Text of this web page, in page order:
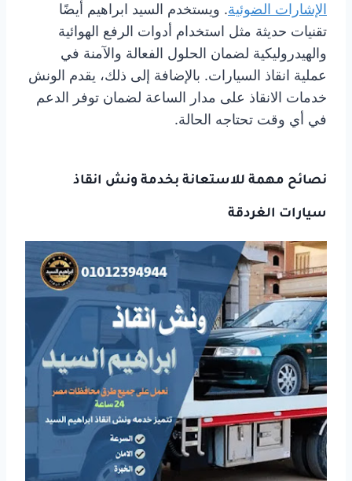
الإشارات الضوئية. ويستخدم السيد ابراهيم أيضًا
تقنيات حديثة مثل استخدام أدوات الرفع الهوائية
والهيدروليكية لضمان الحلول الفعالة والآمنة في
عملية انقاذ السيارات. بالإضافة إلى ذلك، يقدم الونش
خدمات الانقاذ على مدار الساعة لضمان توفر الدعم
في أي وقت تحتاجه الحالة.
نصائح مهمة للاستعانة بخدمة ونش انقاذ
سيارات الغردقة